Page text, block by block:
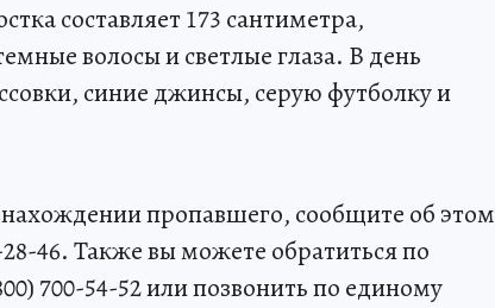
составляет 173 сантиметра,
волосы и светлые глаза. В день
синие джинсы, серую футболку и
пропавшего, сообщите об этом
46. Также вы можете обратиться по
700-54-52 или позвонить по единому